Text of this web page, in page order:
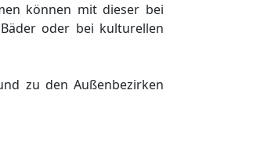
können mit dieser bei
oder bei kulturellen
zu den Außenbezirken